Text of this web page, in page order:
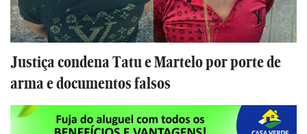
Justiça condena Tatu e Martelo por porte de
arma e documentos falsos